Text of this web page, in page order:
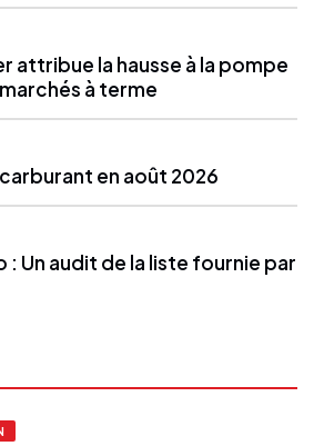
attribue la hausse à la pompe
à terme
en août 2026
Un audit de la liste fournie par